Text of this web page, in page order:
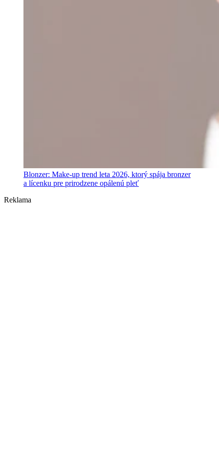
Blonzer: Make-up trend leta 2026, ktorý spája bronzer
a lícenku pre prirodzene opálenú pleť
Reklama